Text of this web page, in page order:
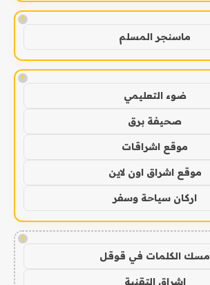
!
ماسنجر المسلم
!
ضوء التعليمي
صحيفة برق
موقع اشراقات
موقع اشراق اون لاين
اركان سياحة وسفر
!
مسك الكلمات في قوقل
اشراق التقنية